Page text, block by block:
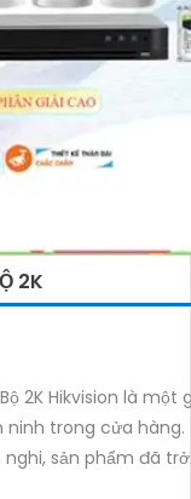
2K
2K Hikvision là một
trong cửa hàng.
sản phẩm đã trở